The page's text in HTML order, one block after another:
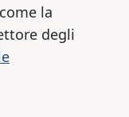
la
degli